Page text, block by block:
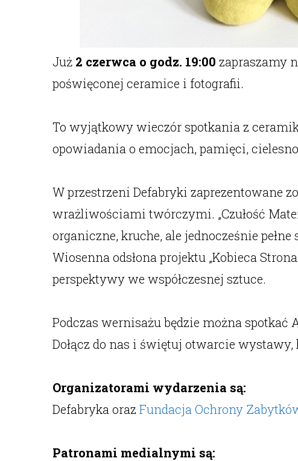
Już 2 czerwca o godz. 19:00 zapraszamy
poświęconej ceramice i fotografii.
To wyjątkowy wieczór spotkania z
opowiadania o emocjach, pamięci,
W przestrzeni Defabryki zaprezentowane
wrażliwościami twórczymi. „Czułość
organiczne, kruche, ale jednocześnie pełne
Wiosenna odsłona projektu „Kobieca
perspektywy we współczesnej sztuce.
Podczas wernisażu będzie można
Dołącz do nas i świętuj otwarcie
Organizatorami wydarzenia są:
Defabryka oraz Fundacja Ochrony
Patronami medialnymi są: